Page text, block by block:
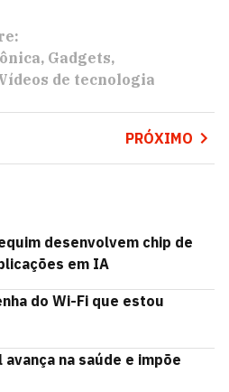
Gadgets
de tecnologia
PRÓXIMO
desenvolvem chip de
em IA
do Wi-Fi que estou
na saúde e impõe